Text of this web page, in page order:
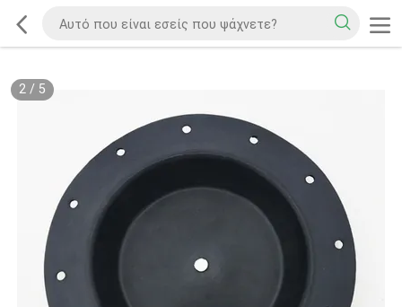
2/ 5